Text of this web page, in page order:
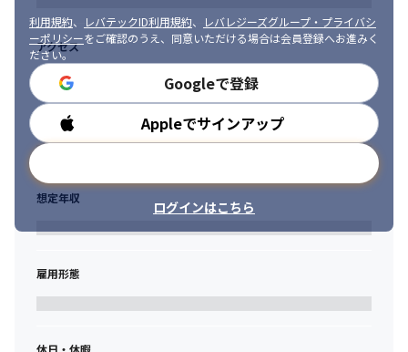
利用規約、 レバテックID利用規約、
レバレジーズグループ・プライバシ
ーポリシーをご確認のうえ、同意いただける場合は会員登録へお進みく
ださい。
Googleで登録
Appleでサインアップ
ログインはこちら
アクセス
勤務時間
想定年収
雇用形態
休日・休暇